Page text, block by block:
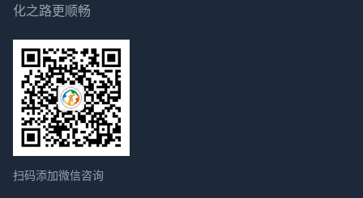
化之路更顺畅
扫码添加微信咨询